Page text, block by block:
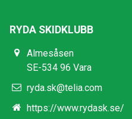
RYDA SKIDKLUBB
Almesåsen
SE-534 96 Vara
ryda.sk@telia.com
https://www.rydask.se/